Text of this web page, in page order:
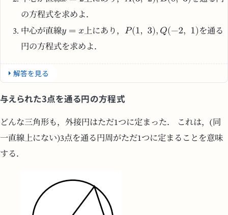
の方程式を求めよ．
中心が直線
上にあり，
を通る
円の方程式を求めよ．
解答を見る
与えられた3点を通る円の方程式
どんな三角形も，外接円はただ1つに定まった． これは，(同
一直線上にない)3点を通る円周がただ1つに定まることを意味
する．